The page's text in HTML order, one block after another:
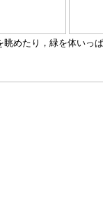
眺めたり，緑を体いっ